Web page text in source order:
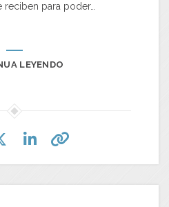
reciben para poder…
LEYENDO